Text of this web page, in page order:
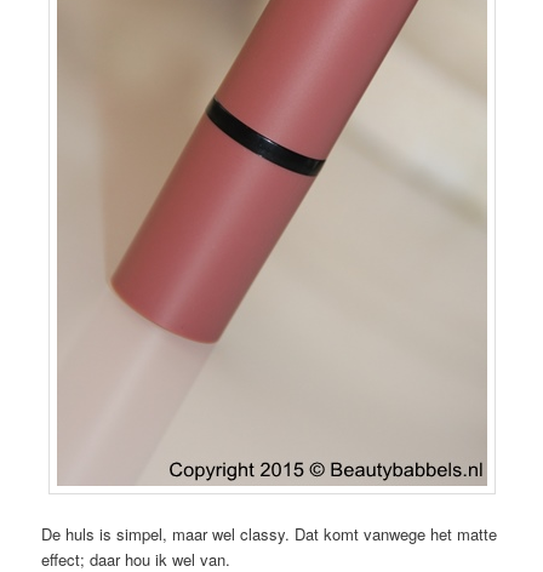
De huls is simpel, maar wel classy. Dat komt vanwege het matte
effect; daar hou ik wel van.